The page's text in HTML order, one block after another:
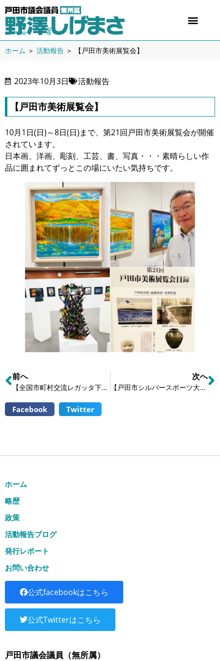
ホーム ＞ 活動報告 ＞ 【戸田市美術展覧会】
2023年10月3日 活動報告
【戸田市美術展覧会】
10月1日(日)～8日(日)まで、第21回戸田市美術展覧会が開催
されています。
日本画、洋画、彫刻、工芸、書、写真・・・素晴らしい作
品に囲まれてずっとこの場にいたい気持ちです。
前へ
【全国市町村交流レガッタ下諏訪大会】
次へ
【戸田市シルバースポーツ大会】
Facebook Twitter
ホーム
略歴
政策
活動報告ブログ
発行レポート
お問い合わせ
公式facebookはこちら
公式Twitterはこちら
戸田市議会議員（無所属）